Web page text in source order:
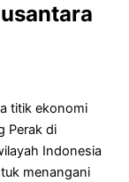
titik ekonomi
Perak di
Indonesia
menangani